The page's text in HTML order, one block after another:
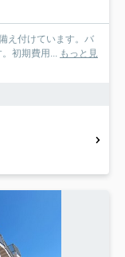
え付けています。バ
初期費用... もっと見